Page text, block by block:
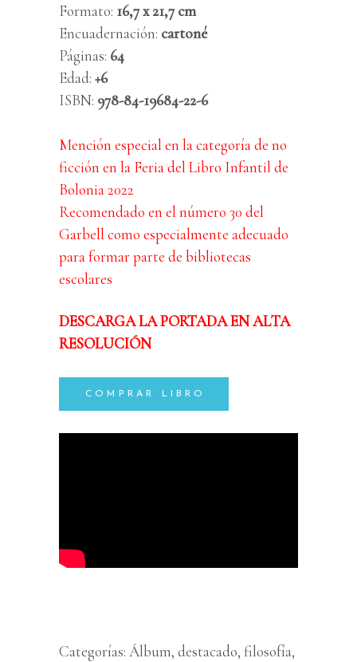
Formato: 16,7 x 21,7 cm
Encuadernación: cartoné
Páginas: 64
Edad: +6
ISBN: 978-84-19684-22-6
Mención especial en la categoría de no
ficción en la Feria del Libro Infantil de
Bolonia 2022
Recomendado en el número 30 del
Garbell como especialmente adecuado
para formar parte de bibliotecas
escolares
DESCARGA LA PORTADA EN ALTA
RESOLUCIÓN
COMPRAR LIBRO
Categorías: Álbum, destacado, filosofía,